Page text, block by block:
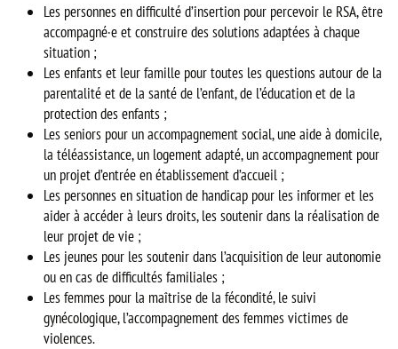
Les personnes en difficulté d’insertion pour percevoir le RSA, être
accompagné·e et construire des solutions adaptées à chaque
situation ;
Les enfants et leur famille pour toutes les questions autour de la
parentalité et de la santé de l’enfant, de l’éducation et de la
protection des enfants ;
Les seniors pour un accompagnement social, une aide à domicile,
la téléassistance, un logement adapté, un accompagnement pour
un projet d’entrée en établissement d’accueil ;
Les personnes en situation de handicap pour les informer et les
aider à accéder à leurs droits, les soutenir dans la réalisation de
leur projet de vie ;
Les jeunes pour les soutenir dans l’acquisition de leur autonomie
ou en cas de difficultés familiales ;
Les femmes pour la maîtrise de la fécondité, le suivi
gynécologique, l’accompagnement des femmes victimes de
violences.